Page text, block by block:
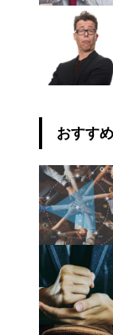
おすすめ